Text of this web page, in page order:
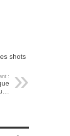
shots
: